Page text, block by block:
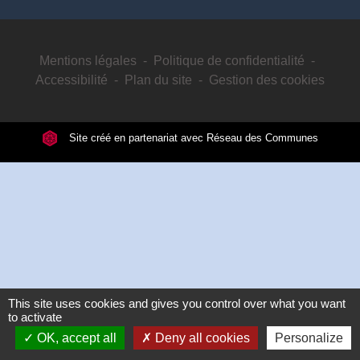
Mentions légales - Politique de confidentialité -
Accessibilité - Plan du site - Gestion des cookies
Site créé en partenariat avec Réseau des Communes
This site uses cookies and gives you control over what you want
to activate
OK, accept all
Deny all cookies Personalize